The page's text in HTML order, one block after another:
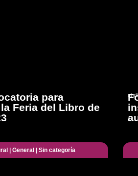
para
Feria del Libro de
|General |Sin categoría